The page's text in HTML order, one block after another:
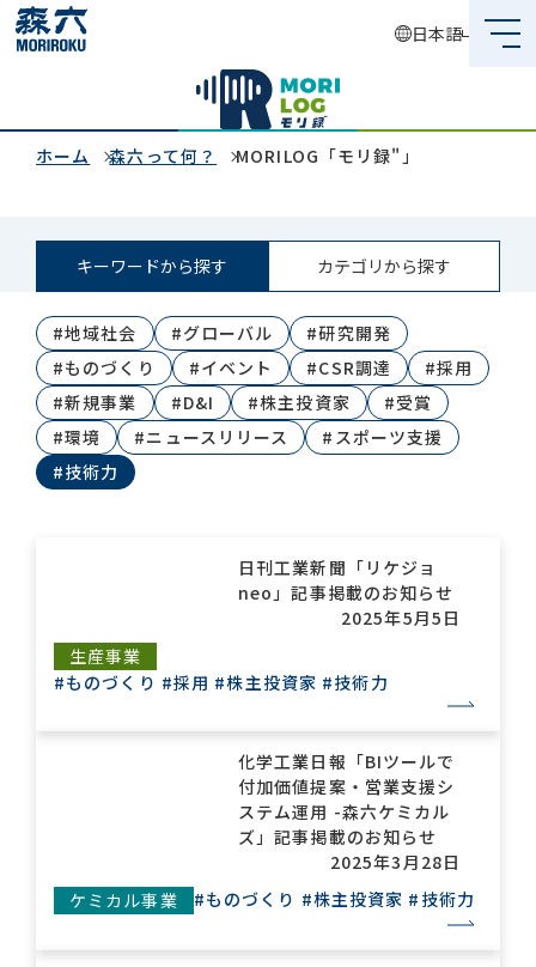
日本語
企業情報
サステナビリティ
投資家情報
採用情報
#グローバルネットワーク
#ダイバーシティ＆インクルージョン
#統合報告書
ホーム 森六って何？ MORILOG「モリ録"」
キーワードから探す カテゴリから探す
#地域社会 #グローバル
#研究開発
#ものづくり
#イベント #CSR調達
#採用
#新規事業
#D&I #株主投資家
#受賞
#環境
#ニュースリリース
#スポーツ支援
#技術力
日刊工業新聞「リケジョ
neo」記事掲載のお知らせ
2025年5月5日
生産事業
#ものづくり #採用 #株主投資家 #技術力
化学工業日報「BIツールで
付加価値提案・営業支援シ
ステム運用 -森六ケミカル
ズ」記事掲載のお知らせ
2025年3月28日
ケミカル事業
#ものづくり #株主投資家 #技術力